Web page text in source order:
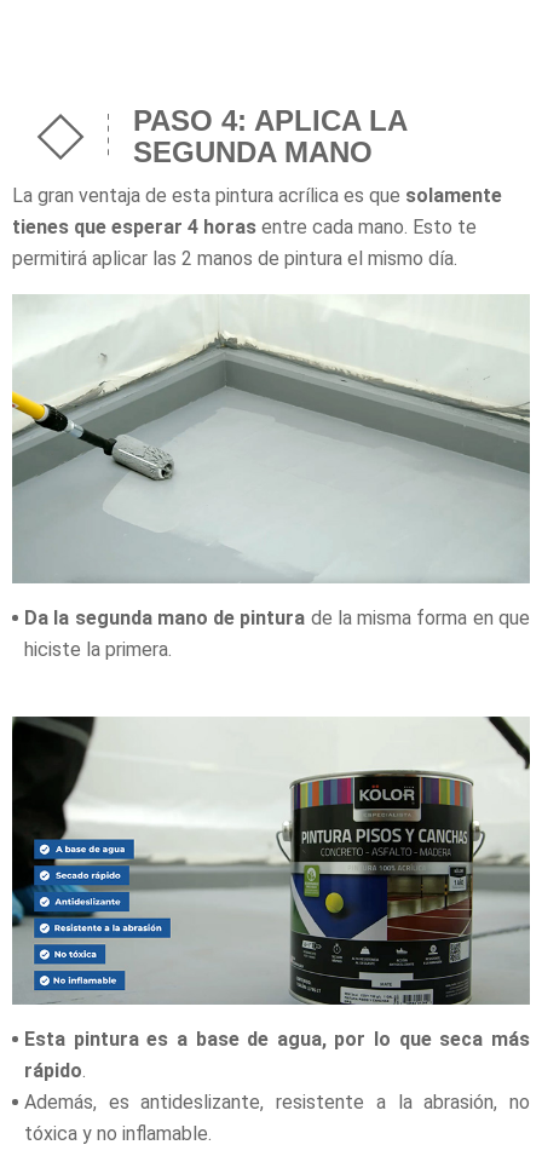
PASO 4: APLICA LA
SEGUNDA MANO
La gran ventaja de esta pintura acrílica es que solamente
tienes que esperar 4 horas entre cada mano. Esto te
permitirá aplicar las 2 manos de pintura el mismo día.
Da la segunda mano de pintura de la misma forma en que
hiciste la primera.
Esta pintura es a base de agua, por lo que seca más
rápido.
Además, es antideslizante, resistente a la abrasión, no
tóxica y no inflamable.